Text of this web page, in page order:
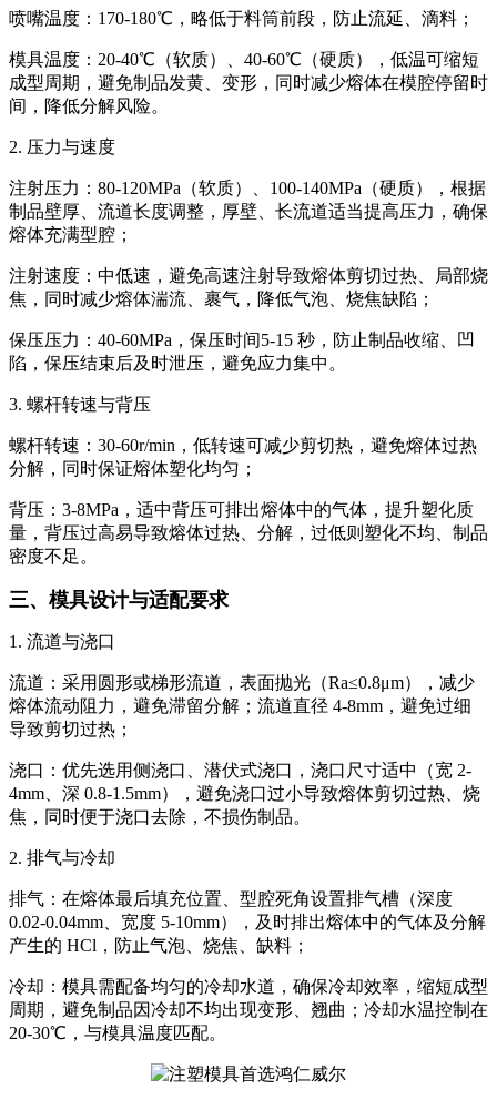
喷嘴温度：170-180℃，略低于料筒前段，防止流延、滴料；
模具温度：20-40℃（软质）、40-60℃（硬质），低温可缩短
成型周期，避免制品发黄、变形，同时减少熔体在模腔停留时
间，降低分解风险。
2. 压力与速度
注射压力：80-120MPa（软质）、100-140MPa（硬质），根据
制品壁厚、流道长度调整，厚壁、长流道适当提高压力，确保
熔体充满型腔；
注射速度：中低速，避免高速注射导致熔体剪切过热、局部烧
焦，同时减少熔体湍流、裹气，降低气泡、烧焦缺陷；
保压压力：40-60MPa，保压时间5-15 秒，防止制品收缩、凹
陷，保压结束后及时泄压，避免应力集中。
3. 螺杆转速与背压
螺杆转速：30-60r/min，低转速可减少剪切热，避免熔体过热
分解，同时保证熔体塑化均匀；
背压：3-8MPa，适中背压可排出熔体中的气体，提升塑化质
量，背压过高易导致熔体过热、分解，过低则塑化不均、制品
密度不足。
三、模具设计与适配要求
1. 流道与浇口
流道：采用圆形或梯形流道，表面抛光（Ra≤0.8μm），减少
熔体流动阻力，避免滞留分解；流道直径 4-8mm，避免过细
导致剪切过热；
浇口：优先选用侧浇口、潜伏式浇口，浇口尺寸适中（宽 2-
4mm、深 0.8-1.5mm），避免浇口过小导致熔体剪切过热、烧
焦，同时便于浇口去除，不损伤制品。
2. 排气与冷却
排气：在熔体最后填充位置、型腔死角设置排气槽（深度
0.02-0.04mm、宽度 5-10mm），及时排出熔体中的气体及分解
产生的 HCl，防止气泡、烧焦、缺料；
冷却：模具需配备均匀的冷却水道，确保冷却效率，缩短成型
周期，避免制品因冷却不均出现变形、翘曲；冷却水温控制在
20-30℃，与模具温度匹配。